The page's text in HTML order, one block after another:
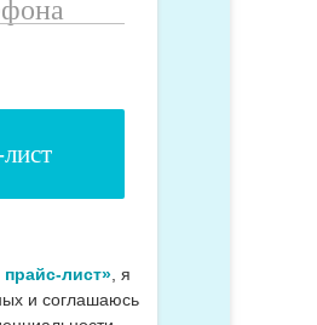
лист», я
и соглашаюсь